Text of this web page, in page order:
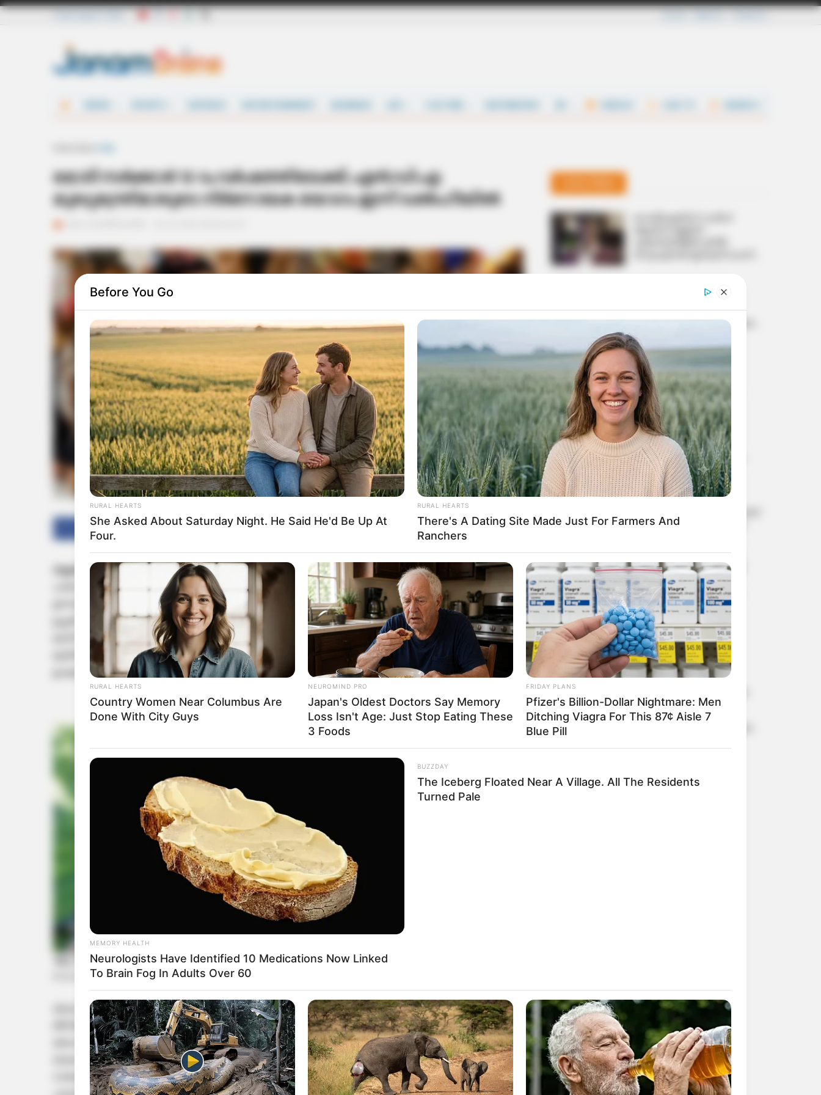
മോദി സര്‍ക്കാര്‍ 12-ാം വര്‍ഷത്തിലേക്ക്; എന്‍.ഡി.എ
മുഖ്യമന്ത്രിമാരുടെ നിര്‍ണായക യോഗം ഇന്ന് ഡല്‍ഹിയില്‍
Facebook Twitter WhatsApp Telegram
ന്യൂഡല്‍ഹി:കേന്ദ്രത്തില്‍ നരേന്ദ്ര മോദി സര്‍ക്കാര്‍ ഭരണത്തില്‍ 12 വര്‍ഷം പൂര്‍ത്തിയാക്കുന്നതിന്റെ
പശ്ചാത്തലത്തില്‍, ബി.ജെ.പി/എന്‍.ഡി.എ സഖ്യം ഭരിക്കുന്ന സംസ്ഥാനങ്ങളിലെ മുഖ്യമന്ത്രിമാരുടെ
ഉന്നതതല യോഗം ഇന്ന് ഡല്‍ഹിയില്‍ ചേരും. പ്രധാനമന്ത്രി നരേന്ദ്ര മോദിയുടെ അധ്യക്ഷതയില്‍
ഉച്ചതിരിഞ്ഞ് 3 മണിക്ക് ഭാരത് മണ്ഡപത്തിലാണ് യോഗം ക്രമീകരിച്ചിരിക്കുന്നത്. കേന്ദ്ര പ്രതിരോധ
മന്ത്രി രാജ്നാഥ് സിംഗ്, ആഭ്യന്തര മന്ത്രി അമിത് ഷാ, ജെ.പി. നദ്ദ, ശിവരാജ് സിംഗ് ചൗഹാന്‍ തുടങ്ങിയ
മുതിര്‍ന്ന കേന്ദ്രമന്ത്രിമാരും എന്‍.ഡി.എ ഭരണത്തിലുള്ള 22 സംസ്ഥാനങ്ങളിലെ മുഖ്യമന്ത്രിമാരും
ഉപമുഖ്യമന്ത്രിമാരും യോഗത്തില്‍ പങ്കെടുക്കുമെന്ന് ഔദ്യോഗിക വൃത്തങ്ങള്‍ അറിയിച്ചു.
കേന്ദ്ര-സംസ്ഥാന സര്‍ക്കാരുകള്‍ തമ്മിലുള്ള ഏകോപനം ശക്തമാക്കുക, ജനങ്ങളുടെ
ജീവിതനിലവാരം ഉയര്‍ത്തുക, വ്യവസായ സൗഹൃദ അന്തരീക്ഷം മെച്ചപ്പെടുത്തുക എന്നിവയാണ്
യോഗത്തിന്റെ പ്രധാന അജണ്ട. 2047-ഓടെ ഇന്ത്യയെ ഒരു വികസിത രാഷ്‌ട്രമാക്കുക എന്ന ലക്ഷ്യം
കൈവരിക്കുന്നതിനായുള്ള വിവിധ പരിഷ്‌കാരങ്ങളെക്കുറിച്ചും യോഗം ചര്‍ച്ച ചെയ്യും. മോദി
സര്‍ക്കാരിന്റെ 12 വര്‍ഷത്തെ ഭരണനേട്ടങ്ങളും വിവിധ ദേശീയ വികസന-അടിസ്ഥാന സൗകര്യ
പുഴുങ്ങിയ താറാവ് മുട്ട
പൊട്ടിച്ചപ്പോൾ ഉള്ളിൽ
താറാവിൻ കുഞ്ഞ്;
അസാധാരണമായ രൂപവും
രൂക്ഷമായ ദുർഗന്ധവും;
സാമ്പിൾ ശേഖരിച്ച്
ഭക്ഷ്യസുരക്ഷാ വകുപ്പ്
എൽഡിഎഫ് കാലത്ത്
പി.എസ്.സിയിൽ നടന്ന
ക്രമക്കേടുകൾ
അന്വേഷിക്കാൻ വി. ഡി
സതീശൻ തയ്യാറാകാത്തതിൽ
ദുരൂഹത: കെ. സുരേന്ദ്രൻ
കേരളം – കർണാടക –
ലക്ഷദ്വീപ് തീരങ്ങളിൽ
മത്സ്യബന്ധനം പാടില്ല;
മുന്നറിയിപ്പുമായി കേന്ദ്ര
കാലാവസ്ഥ വകുപ്പ്
വിസ അപേക്ഷയില്‍
വ്യാജവിവരം; പാക്
ഓള്‍റൗണ്ടര്‍ ഹംസ നാസറിന്
രണ്ട് വര്‍ഷം വിലക്ക്, വന്‍
പോപ്പുലർ ഫ്രണ്ട് ഭീകരർ
പ്രതികളായ ശ്യാമപ്രസാദ്
വധക്കേസ്: അഡ്വ. പി.
പ്രേമരാജൻ സ്പെഷ്യൽ
പബ്ലിക് പ്രോസിക്യൂട്ടർ
റാങ്ക് ഹോൾഡർമാർക്ക്
ഐക്യദാർഢ്യം, നീതി
ലഭിക്കും വരെ സമരം;
പി.എസ്.സി
അട്ടിമറിക്കെതിരെ
സെക്രട്ടേറിയറ്റ് മാർച്ച്
യാത്രാസൗകര്യങ്ങൾ
വിപുലീകരിക്കണം;
Before You Go
RURAL HEARTS
She Asked About Saturday Night. He Said He'd Be Up At
Four.
RURAL HEARTS
There's A Dating Site Made Just For Farmers And
Ranchers
RURAL HEARTS
Country Women Near Columbus Are
Done With City Guys
NEUROMIND PRO
Japan's Oldest Doctors Say Memory
Loss Isn't Age: Just Stop Eating These
3 Foods
FRIDAY PLANS
Pfizer's Billion-Dollar Nightmare: Men
Ditching Viagra For This 87¢ Aisle 7
Blue Pill
MEMORY HEALTH
Neurologists Have Identified 10 Medications Now Linked
To Brain Fog In Adults Over 60
BUZZDAY
The Iceberg Floated Near A Village. All The Residents
Turned Pale